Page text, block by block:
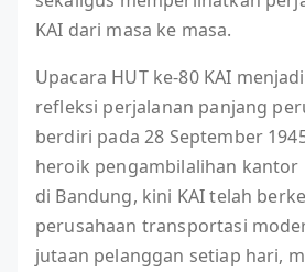
KAI dari masa ke masa.
Upacara HUT ke-80 KAI
refleksi perjalanan panjang
berdiri pada 28 September
heroik pengambilalihan kantor
di Bandung, kini KAI telah
perusahaan transportasi
jutaan pelanggan setiap hari,